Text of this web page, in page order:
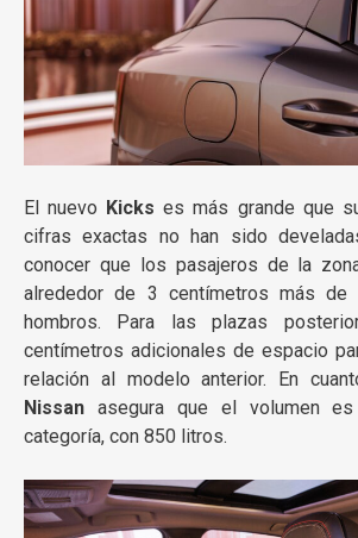
El nuevo Kicks es más grande que
cifras exactas no han sido
conocer que los pasajeros de la
alrededor de 3 centímetros más de
hombros. Para las plazas
centímetros adicionales de espacio
relación al modelo anterior. En
Nissan asegura que el volumen
categoría, con 850 litros.